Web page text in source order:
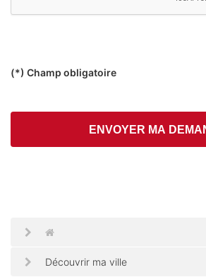
(*) Champ obligatoire
ENVOYER MA
Découvrir ma ville